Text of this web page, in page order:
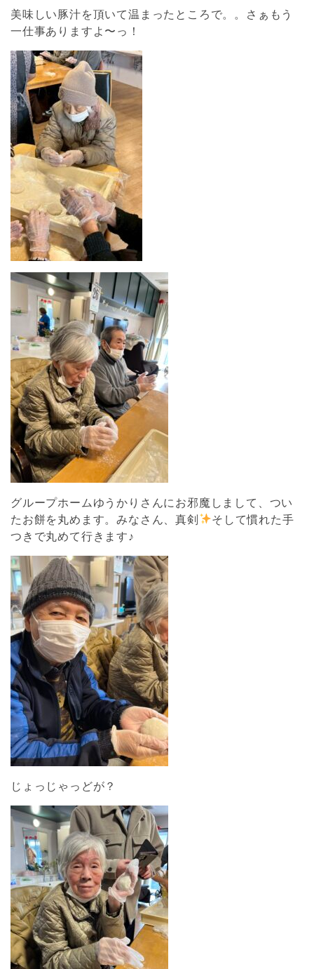
美味しい豚汁を頂いて温まったところで。。さぁもう
一仕事ありますよ〜っ！
グループホームゆうかりさんにお邪魔しまして、つい
たお餅を丸めます。みなさん、真剣
そして慣れた手
つきで丸めて行きます♪
じょっじゃっどが？